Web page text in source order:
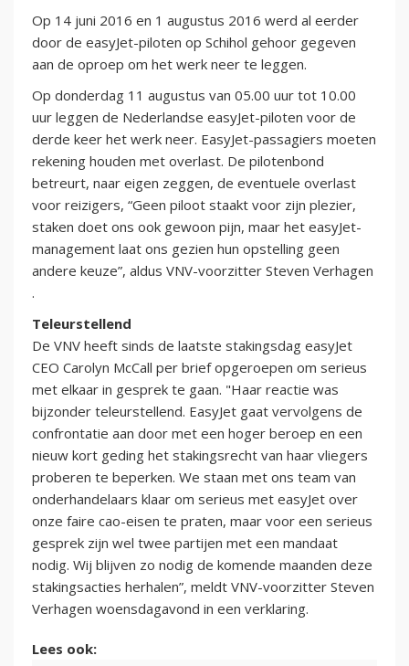
Op 14 juni 2016 en 1 augustus 2016 werd al eerder
door de easyJet-piloten op Schihol gehoor gegeven
aan de oproep om het werk neer te leggen.
Op donderdag 11 augustus van 05.00 uur tot 10.00
uur leggen de Nederlandse easyJet-piloten voor de
derde keer het werk neer. EasyJet-passagiers moeten
rekening houden met overlast. De pilotenbond
betreurt, naar eigen zeggen, de eventuele overlast
voor reizigers, “Geen piloot staakt voor zijn plezier,
staken doet ons ook gewoon pijn, maar het easyJet-
management laat ons gezien hun opstelling geen
andere keuze”, aldus VNV-voorzitter Steven Verhagen
.
Teleurstellend
De VNV heeft sinds de laatste stakingsdag easyJet
CEO Carolyn McCall per brief opgeroepen om serieus
met elkaar in gesprek te gaan. "Haar reactie was
bijzonder teleurstellend. EasyJet gaat vervolgens de
confrontatie aan door met een hoger beroep en een
nieuw kort geding het stakingsrecht van haar vliegers
proberen te beperken. We staan met ons team van
onderhandelaars klaar om serieus met easyJet over
onze faire cao-eisen te praten, maar voor een serieus
gesprek zijn wel twee partijen met een mandaat
nodig. Wij blijven zo nodig de komende maanden deze
stakingsacties herhalen”, meldt VNV-voorzitter Steven
Verhagen woensdagavond in een verklaring.
Lees ook: